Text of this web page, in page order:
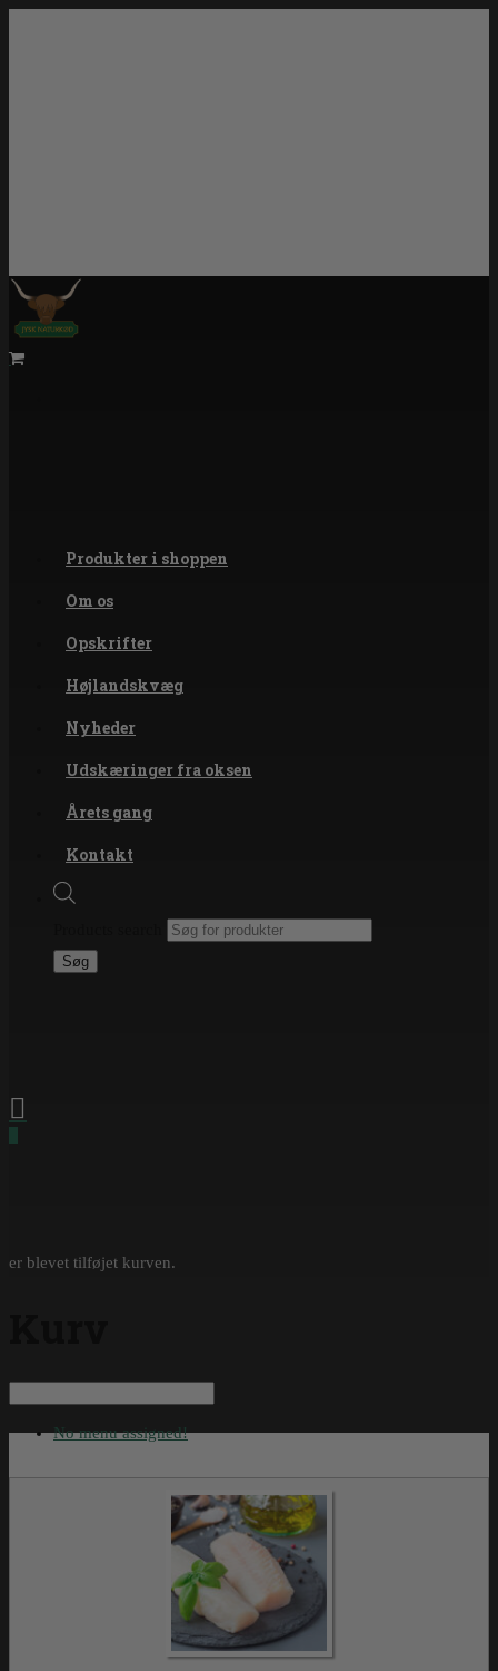
Produkter i shoppen
Om os
Opskrifter
Højlandskvæg
Nyheder
Udskæringer fra oksen
Årets gang
Kontakt
Søg
er blevet tilføjet kurven.
No menu assigned!